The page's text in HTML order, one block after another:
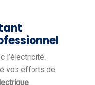
l’électricité.
vos efforts de
.